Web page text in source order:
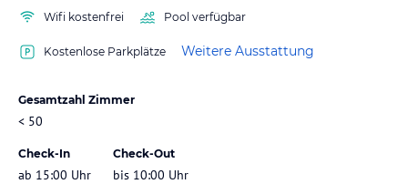
Wifi kostenfrei Pool verfügbar
Kostenlose Parkplätze Weitere Ausstattung
Gesamtzahl Zimmer
< 50
Check-In
ab 15:00 Uhr
Check-Out
bis 10:00 Uhr